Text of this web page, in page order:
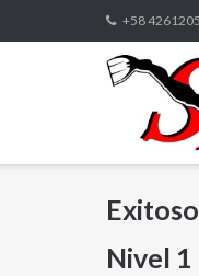
al
+58
Nivel